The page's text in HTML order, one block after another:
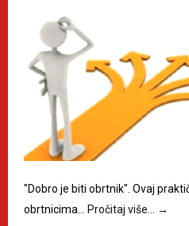
"Dobro je biti obrtnik". Ovaj
obrtnicima…
Pročitaj više… →